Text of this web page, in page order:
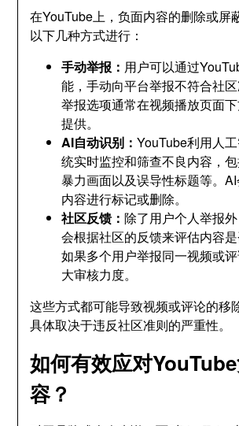
在YouTube上，负面内容的删除或屏
以下几种方式进行：
手动举报： 用户可以通过
能，手动向平台举报不符合社区
举报选项通常在视频播放页面
提供。
AI自动识别：YouTube利用人
统实时监控和筛查不良内容，包
暴力画面以及误导性标题等。
内容进行标记或删除。
社区反馈：除了用户个人举报
会根据社区的反馈来评估内容是
如果多个用户举报同一视频或
大审核力度。
这些方式都可能导致视频或评论的移
具体取决于违反社区准则的严重性。
如何有效应对
容？